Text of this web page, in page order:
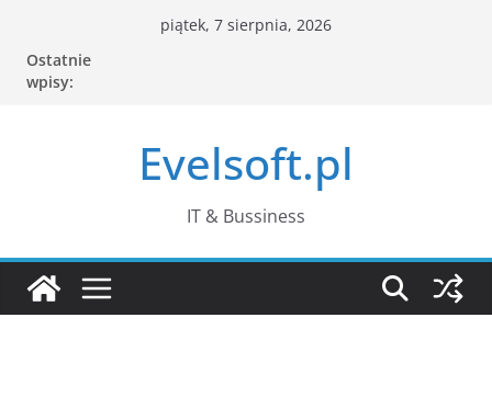
treści
piątek, 7 sierpnia, 2026
Ostatnie
wpisy:
Evelsoft.pl
IT & Bussiness